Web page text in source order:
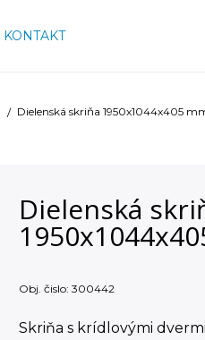
KONTAKT
Dielenská skriňa 1950x1044x405
Dielenská
Obj. čislo: 300442
Skriňa s krídlovými